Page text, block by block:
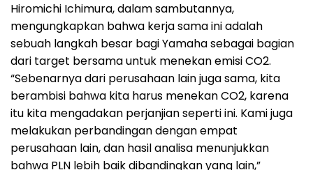
Hiromichi Ichimura, dalam sambutannya,
mengungkapkan bahwa kerja sama ini adalah
sebuah langkah besar bagi Yamaha sebagai bagian
dari target bersama untuk menekan emisi CO2.
“Sebenarnya dari perusahaan lain juga sama, kita
berambisi bahwa kita harus menekan CO2, karena
itu kita mengadakan perjanjian seperti ini. Kami juga
melakukan perbandingan dengan empat
perusahaan lain, dan hasil analisa menunjukkan
bahwa PLN lebih baik dibandingkan yang lain,”